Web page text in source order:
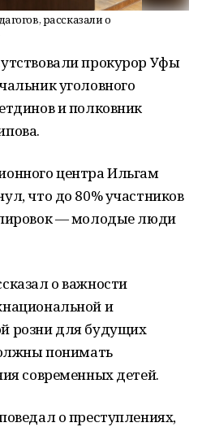
рассказали о
прокурор Уфы
уголовного
и полковник
центра Ильгам
что до 80% участников
— молодые люди
о важности
и
розни для будущих
понимать
современных детей.
о преступлениях,